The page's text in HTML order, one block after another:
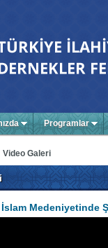
Programlar
Video Galeri
İslam Medeniyetinde